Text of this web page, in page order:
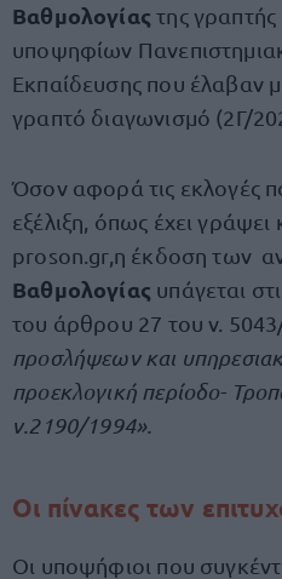
Βαθμολογίας της
υποψηφίων
Εκπαίδευσης που έλαβαν
γραπτό διαγωνισμό (2Γ/
Όσον αφορά τις εκλογές
εξέλιξη, όπως έχει γράψει
proson.gr,η έκδοση των
Βαθμολογίας υπάγεται
του άρθρου 27 του ν.
προσλήψεων και
προεκλογική περίοδο-
ν.2190/1994».
Οι πίνακες των
Οι υποψήφιοι που